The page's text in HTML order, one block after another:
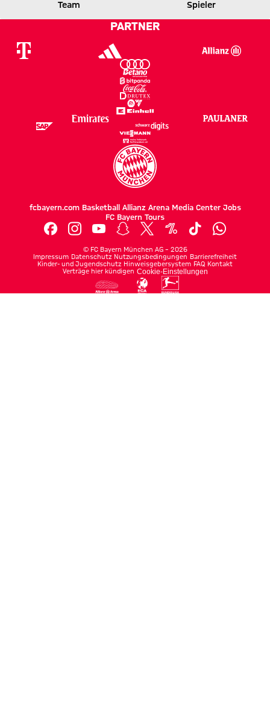
FCB
Team Spieler
PARTNER
fcbayern.com Basketball Allianz Arena Media Center Jobs
FC Bayern Tours
© FC Bayern München AG – 2026
Impressum Datenschutz Nutzungsbedingungen Barrierefreiheit
Kinder- und Jugendschutz Hinweisgebersystem FAQ Kontakt
Verträge hier kündigen Cookie-Einstellungen